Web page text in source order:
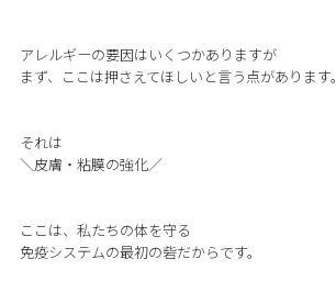
アレルギーの要因はいくつかありますが
まず、ここは押さえてほしいと言う点があります。
それは
＼皮膚・粘膜の強化／
ここは、私たちの体を守る
免疫システムの最初の砦だからです。